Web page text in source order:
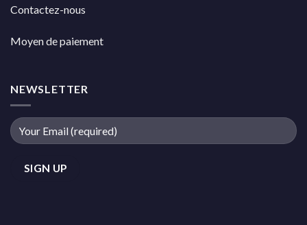
Contactez-nous
Moyen de paiement
NEWSLETTER